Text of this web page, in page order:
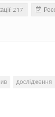
217
дослідження